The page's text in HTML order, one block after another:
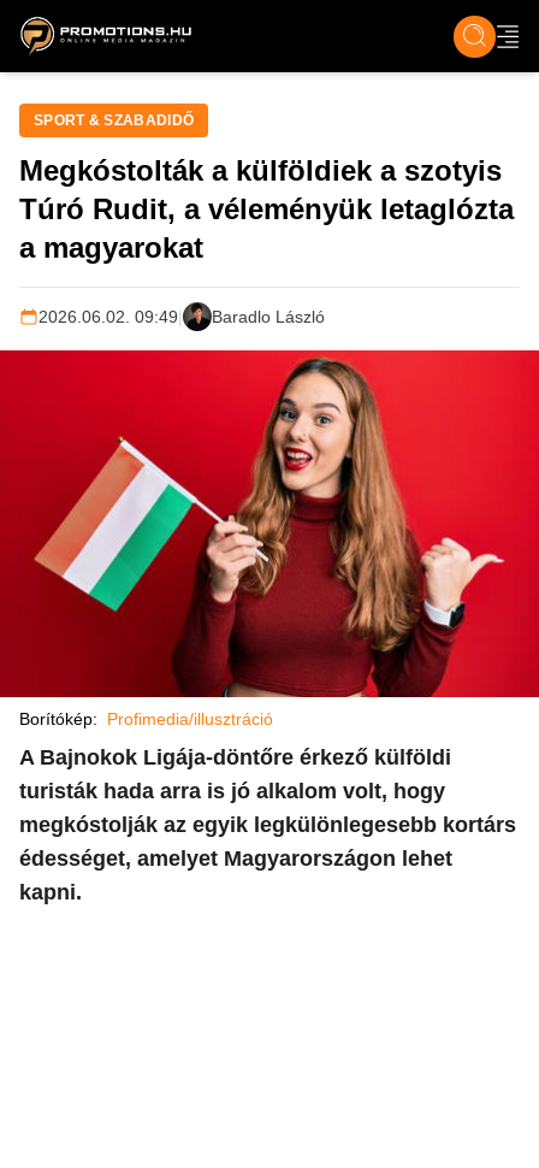
ZENE, FILM & KULT ÉLET TECH &
SPORT & SZABADIDŐ
Megkóstolták a külföldiek a szotyis
Túró Rudit, a véleményük letaglózta
a magyarokat
2026.06.02. 09:49| Baradlo László
Borítókép: Profimedia/illusztráció
A Bajnokok Ligája-döntőre érkező külföldi
turisták hada arra is jó alkalom volt, hogy
megkóstolják az egyik legkülönlegesebb kortárs
édességet, amelyet Magyarországon lehet
kapni.